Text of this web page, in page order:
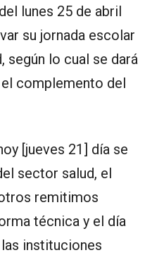
lunes 25 de abril
su jornada escolar
según lo cual se dará
complemento del
[jueves 21] día se
sector salud, el
remitimos
técnica y el día
instituciones